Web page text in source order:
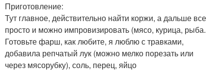
Приготовление:
Тут главное, действительно найти коржи, а дальше все
просто и можно импровизировать (мясо, курица, рыба.
Готовьте фарш, как любите, я люблю с травками,
добавила репчатый лук (можно мелко порезать или
через мясорубку), соль, перец, яйцо